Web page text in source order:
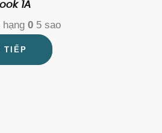
1A
05 sao
TIẾP